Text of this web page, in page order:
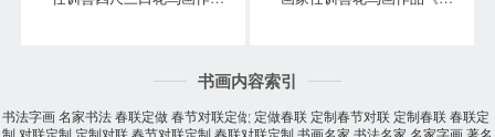
书画内容索引
书法字画名家书法春联定做春节对联定做 定做春联 定制春节对联 定制春联春联定
制 对联定制 定制对联春节对联定制 春联对联定制 书画名家 书法名家 名家字画著名